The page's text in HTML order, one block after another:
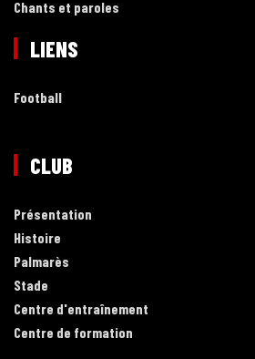
Chants et paroles
LIENS
Football
CLUB
Présentation
Histoire
Palmarès
Stade
Centre d'entraînement
Centre de formation